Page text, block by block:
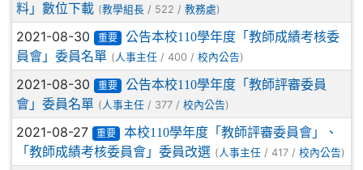
料」數位下載 (教學組長 / 522 / 教務處)
2021-08-30 重要
公告本校110學年度「教師成績考核委
員會」委員名單 ( 人事主任 / 400 / 校內公告)
2021-08-30 重要
公告本校110學年度「教師評審委員
會」委員名單 ( 人事主任 / 377 / 校內公告)
2021-08-27 重要
本校110學年度「教師評審委員會」、
「教師成績考核委員會」委員改選 ( 人事主任 / 417 / 校內公告)